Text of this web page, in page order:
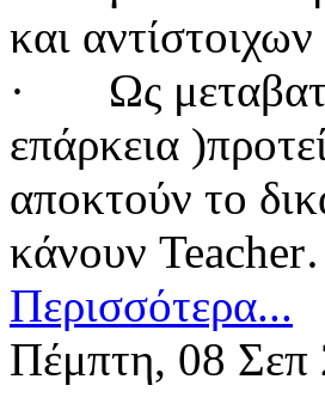
και
· Ως
επάρκεια
αποκτούν το
κάνουν
Περισσότερα...
Πέμπτη, 08 Σεπ